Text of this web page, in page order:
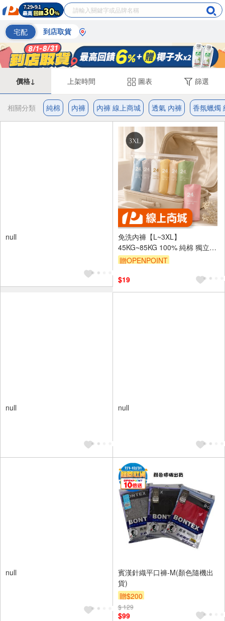
宅配 到店取貨
價格↓ 上架時間 圖表 篩選
相關分類 純棉 內褲 內褲 線上商城 透氣 內褲 香氛蠟燭
null
免洗內褲【L~3XL】
45KG~85KG 100% 純棉 獨立包
裝 85KG 一次性內褲 拋棄式內褲
褲
贈OPENPOINT
$19
null null
null
賓漢針織平口褲-M(顏色隨機出
貨)
贈$200
$ 129
$99